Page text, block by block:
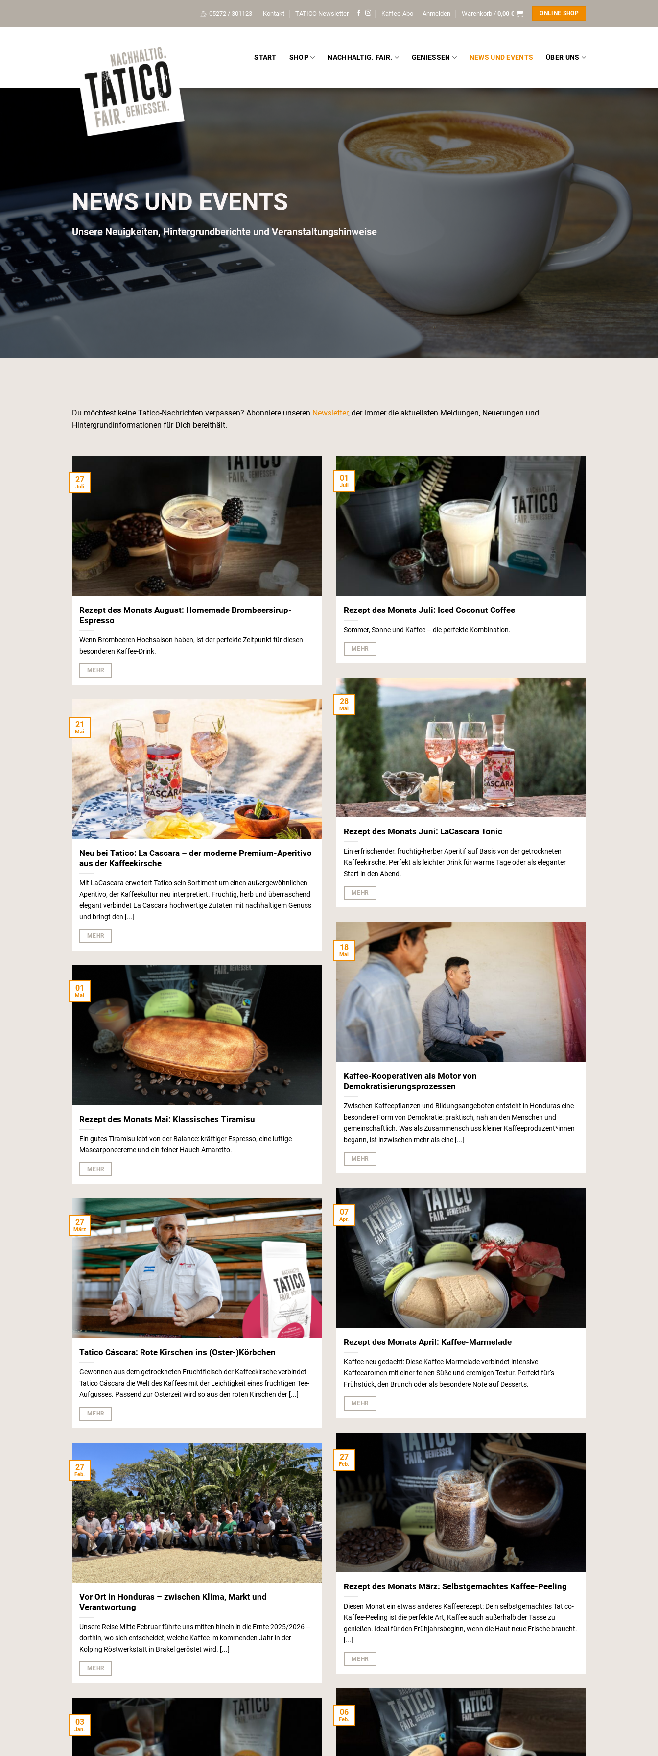
content
05272 / 301123 Kontakt TATICO Newsletter Kaffee-Abo Anmelden Warenkorb / 0,00 € ONLINE SHOP
START SHOP NACHHALTIG. FAIR. GENIESSEN NEWS UND EVENTS ÜBER UNS
NEWS UND EVENTS
Unsere Neuigkeiten, Hintergrundberichte und Veranstaltungshinweise
Du möchtest keine Tatico-Nachrichten verpassen? Abonniere unseren Newsletter, der immer die aktuellsten Meldungen, Neuerungen und
Hintergrundinformationen für Dich bereithält.
Rezept des Monats August: Homemade Brombeersirup-
Espresso
Wenn Brombeeren Hochsaison haben, ist der perfekte Zeitpunkt für diesen
besonderen Kaffee-Drink.
MEHR
27
Juli
Rezept des Monats Juli: Iced Coconut Coffee
Sommer, Sonne und Kaffee – die perfekte Kombination.
MEHR
01
Juli
Rezept des Monats Juni: LaCascara Tonic
Ein erfrischender, fruchtig-herber Aperitif auf Basis von der getrockneten
Kaffeekirsche. Perfekt als leichter Drink für warme Tage oder als eleganter
Start in den Abend.
MEHR
28
Mai
Neu bei Tatico: La Cascara – der moderne Premium-Aperitivo
aus der Kaffeekirsche
Mit LaCascara erweitert Tatico sein Sortiment um einen außergewöhnlichen
Aperitivo, der Kaffeekultur neu interpretiert. Fruchtig, herb und überraschend
elegant verbindet La Cascara hochwertige Zutaten mit nachhaltigem Genuss
und bringt den [...]
MEHR
21
Mai
Kaffee-Kooperativen als Motor von
Demokratisierungsprozessen
Zwischen Kaffeepflanzen und Bildungsangeboten entsteht in Honduras eine
besondere Form von Demokratie: praktisch, nah an den Menschen und
gemeinschaftlich. Was als Zusammenschluss kleiner Kaffeeproduzent*innen
begann, ist inzwischen mehr als eine [...]
MEHR
18
Mai
Rezept des Monats Mai: Klassisches Tiramisu
Ein gutes Tiramisu lebt von der Balance: kräftiger Espresso, eine luftige
Mascarponecreme und ein feiner Hauch Amaretto.
MEHR
01
Mai
Rezept des Monats April: Kaffee-Marmelade
Kaffee neu gedacht: Diese Kaffee-Marmelade verbindet intensive
Kaffeearomen mit einer feinen Süße und cremigen Textur. Perfekt für‘s
Frühstück, den Brunch oder als besondere Note auf Desserts.
MEHR
07
Apr.
Tatico Cáscara: Rote Kirschen ins (Oster-)Körbchen
Gewonnen aus dem getrockneten Fruchtfleisch der Kaffeekirsche verbindet
Tatico Cáscara die Welt des Kaffees mit der Leichtigkeit eines fruchtigen Tee-
Aufgusses. Passend zur Osterzeit wird so aus den roten Kirschen der [...]
MEHR
27
März
Rezept des Monats März: Selbstgemachtes Kaffee-Peeling
Diesen Monat ein etwas anderes Kaffeerezept: Dein selbstgemachtes Tatico-
Kaffee-Peeling ist die perfekte Art, Kaffee auch außerhalb der Tasse zu
genießen. Ideal für den Frühjahrsbeginn, wenn die Haut neue Frische braucht.
[...]
MEHR
27
Feb.
Vor Ort in Honduras – zwischen Klima, Markt und
Verantwortung
Unsere Reise Mitte Februar führte uns mitten hinein in die Ernte 2025/2026 –
dorthin, wo sich entscheidet, welche Kaffee im kommenden Jahr in der
Kolping Röstwerkstatt in Brakel geröstet wird. [...]
MEHR
27
Feb.
06
Feb.
03
Jan.